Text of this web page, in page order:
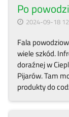
Po
2024-09-18
Fala
wiele szkód.
doraźnej w
Pijarów. Tam
produkty do